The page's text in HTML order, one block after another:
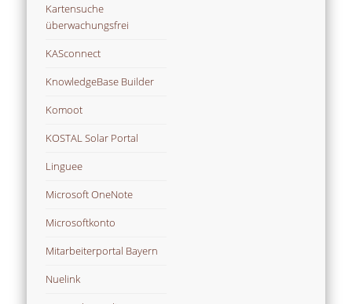
Kartensuche
überwachungsfrei
KASconnect
KnowledgeBase Builder
Komoot
KOSTAL Solar Portal
Linguee
Microsoft OneNote
Microsoftkonto
Mitarbeiterportal Bayern
Nuelink